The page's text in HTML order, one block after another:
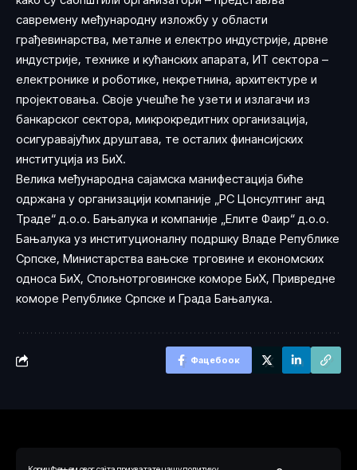
савремену међународну изложбу у области
грађевинарства, металне и електро индустрије, дрвне
индустрије, технике и кућанских апарата, ИТ сектора –
електронике и роботике, некретнина, архитектуре и
пројектовања. Своје учешће ће узети и излагачи из
банкарског сектора, микрокредитних организација,
осигуравајућих друштава, те осталих финансијских
институција из БиХ.
Велика међународна сајамска манифестација биће
одржана у организацији компаније „РС Цонсултинг анд
Траде“ д.о.о. Бањалука и компаније „Елите Фаир“ д.о.о.
Бањалука уз институционалну подршку Владе Републике
Српске, Министарства вањске трговине и економских
односа БиХ, Спољнотрговинске коморе БиХ, Привредне
коморе Републике Српске и Града Бањалука.
Фацебоок